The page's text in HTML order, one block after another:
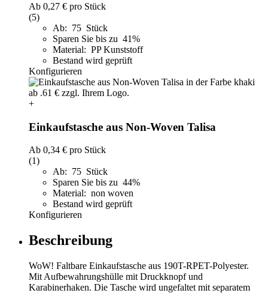
Ab 0,27 € pro Stück
(5)
Ab: 75 Stück
Sparen Sie bis zu 41%
Material: PP Kunststoff
Bestand wird geprüft
Konfigurieren
+
Einkaufstasche aus Non-Woven Talisa
Ab 0,34 € pro Stück
(1)
Ab: 75 Stück
Sparen Sie bis zu 44%
Material: non woven
Bestand wird geprüft
Konfigurieren
Beschreibung
WoW! Faltbare Einkaufstasche aus 190T-RPET-Polyester.
Mit Aufbewahrungshülle mit Druckknopf und
Karabinerhaken. Die Tasche wird ungefaltet mit separatem